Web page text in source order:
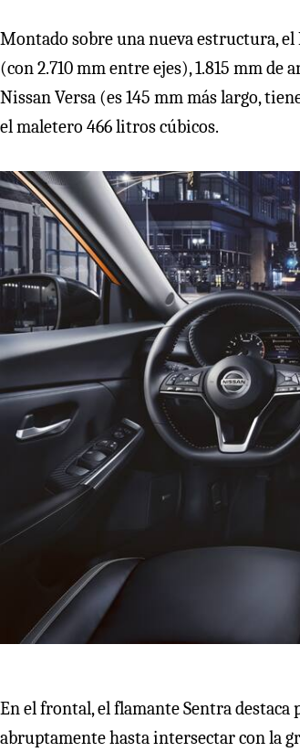
Montado sobre una nueva estructura, el
(con 2.710 mm entre ejes), 1.815 mm
Nissan Versa (es 145 mm más largo,
el maletero 466 litros cúbicos.
En el frontal, el flamante Sentra
abruptamente hasta intersectar con la